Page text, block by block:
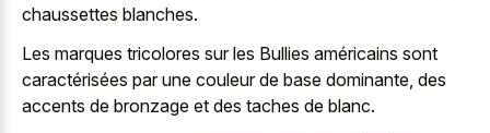
chaussettes blanches.
Les marques tricolores sur les Bullies américains sont
caractérisées par une couleur de base dominante, des
accents de bronzage et des taches de blanc.